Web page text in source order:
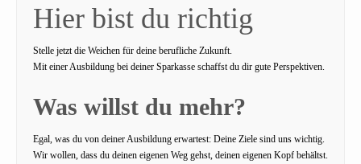
Hier bist du richtig
Stelle jetzt die Weichen für deine berufliche Zukunft.
Mit einer Ausbildung bei deiner Sparkasse schaffst du dir gute Perspektiven.
Was willst du mehr?
Egal, was du von deiner Ausbildung erwartest: Deine Ziele sind uns wichtig.
Wir wollen, dass du deinen eigenen Weg gehst, deinen eigenen Kopf behältst.